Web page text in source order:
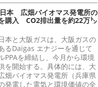
本 広畑バイオマス発電所の
購入 CO2排出量を約22万㌧
本と大阪ガスは、大阪ガスの
るDaigas エナジーを通じて
PPAを締結し、今月から環境
を開始する。具体的には、大
畑バイオマス発電所（兵庫県
発電した電気と環境価値の全